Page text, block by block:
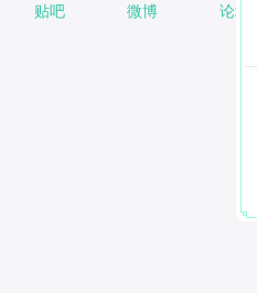
贴吧 微博
论坛